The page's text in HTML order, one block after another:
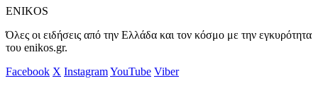
ENIKOS
Όλες οι ειδήσεις από την Ελλάδα και τον κόσμο με την εγκυρότητα
του enikos.gr.
Facebook X InstagramYouTube Viber